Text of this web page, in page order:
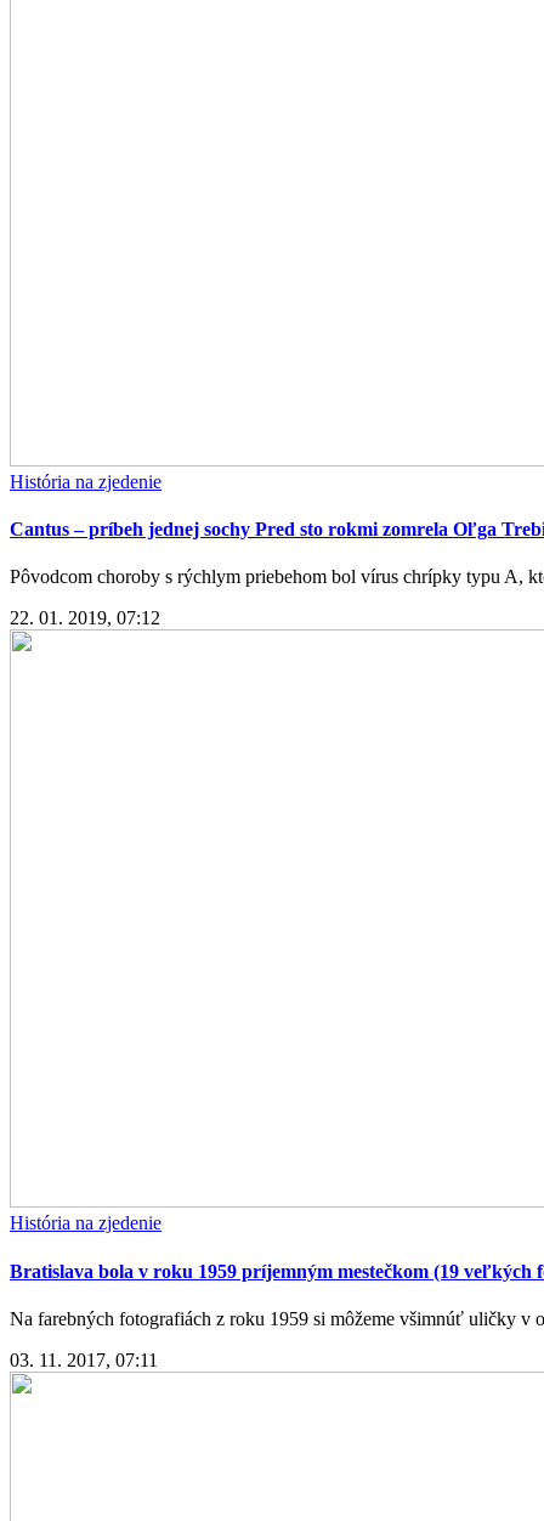
História na zjedenie
Cantus – príbeh jednej sochy Pred sto rokmi zomrela Oľga
Pôvodcom choroby s rýchlym priebehom bol vírus chrípky typu A,
22. 01. 2019, 07:12
História na zjedenie
Bratislava bola v roku 1959 príjemným mestečkom (19 veľkých
Na farebných fotografiách z roku 1959 si môžeme všimnúť uličky v
03. 11. 2017, 07:11